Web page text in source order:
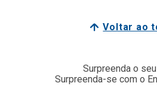
Voltar ao
Surpreenda o
Surpreenda-se com o